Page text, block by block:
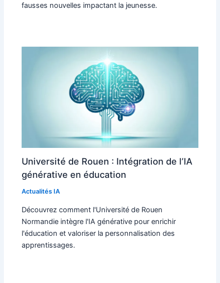
fausses nouvelles impactant la jeunesse.
Université de Rouen : Intégration de l’IA
générative en éducation
Actualités IA
Découvrez comment l'Université de Rouen
Normandie intègre l'IA générative pour enrichir
l'éducation et valoriser la personnalisation des
apprentissages.